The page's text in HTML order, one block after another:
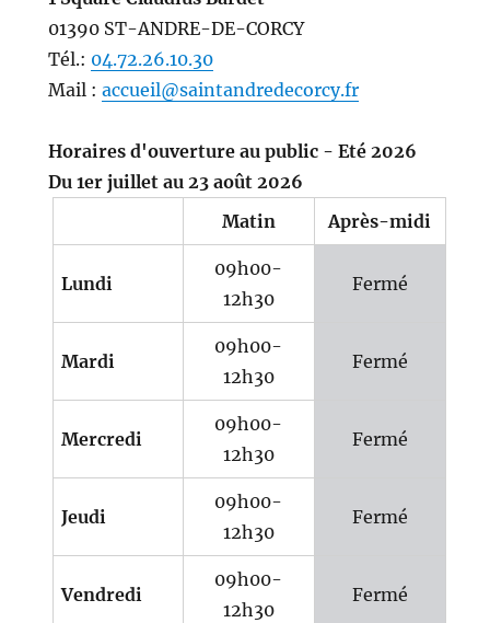
01390 ST-ANDRE-DE-CORCY
Tél.: 04.72.26.10.30
Mail : accueil@saintandredecorcy.fr
Horaires d'ouverture au public - Eté 2026
Du 1er juillet au 23 août 2026
Matin
Après-midi
Lundi
09h00-
12h30
Fermé
Mardi
09h00-
12h30
Fermé
Mercredi
09h00-
12h30
Fermé
Jeudi
09h00-
12h30
Fermé
Vendredi
09h00-
12h30
Fermé